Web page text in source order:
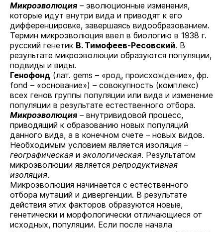
Микроэволюция – эволюционные изменения,
которые идут внутри вида и приводят к его
дифференцировке, завершаясь видообразованием.
Термин микроэволюция ввел в биологию в 1938 г.
русский генетик В. Тимофеев-Ресовский. В
результате микроэволюции образуются популяции,
подвиды и виды.
Генофонд (лат. gems –«род, происхождение», фр.
fond –«основание») –совокупность (комплекс)
всех генов группы популяции или вида и изменение
популяции в результате естественного отбора.
Микроэволюция – внутривидовой процесс,
приводящий к образованию новых популяций
данного вида, а в конечном счете –новых видов.
Необходимым условием является изоляция –
географическая и экологическая. Результатом
микроэволюции является репродуктивная
изоляция.
Микроэволюция начинается с естественного
отбора мутаций и дивергенции. В результате
действия этих факторов образуются новые,
генетически и морфологически отличающиеся от
исходных, популяции. Если после начала